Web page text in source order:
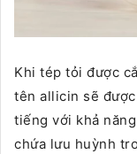
Khi tép tỏi được
tên allicin sẽ
tiếng với khả
chứa lưu huỳnh